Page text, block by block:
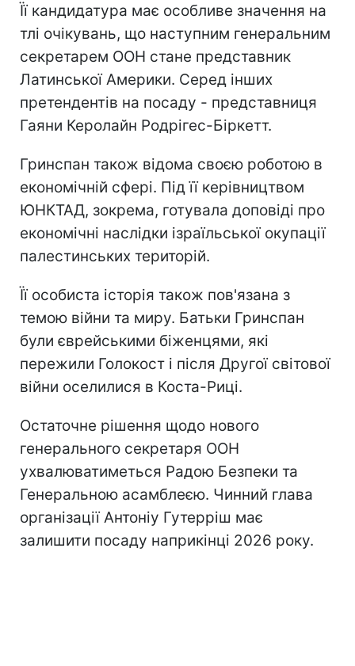
Її кандидатура має особливе значення на
тлі очікувань, що наступним генеральним
секретарем ООН стане представник
Латинської Америки. Серед інших
претендентів на посаду - представниця
Гаяни Керолайн Родрігес-Біркетт.
Гринспан також відома своєю роботою в
економічній сфері. Під її керівництвом
ЮНКТАД, зокрема, готувала доповіді про
економічні наслідки ізраїльської окупації
палестинських територій.
Її особиста історія також пов'язана з
темою війни та миру. Батьки Гринспан
були єврейськими біженцями, які
пережили Голокост і після Другої світової
війни оселилися в Коста-Риці.
Остаточне рішення щодо нового
генерального секретаря ООН
ухвалюватиметься Радою Безпеки та
Генеральною асамблеєю. Чинний глава
організації Антоніу Гутерріш має
залишити посаду наприкінці 2026 року.